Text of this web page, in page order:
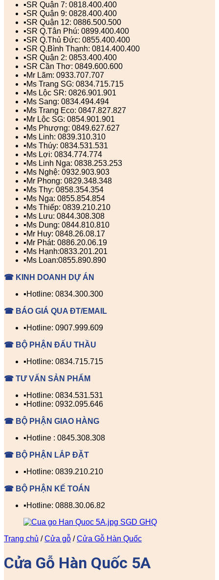
▪️SR Quận 7: 0818.400.400
▪️SR Quận 9: 0828.400.400
▪️SR Quận 12: 0886.500.500
▪️SR Q.Tân Phú: 0899.400.400
▪️SR Q.Thủ Đức: 0855.400.400
▪️SR Q.Bình Thạnh: 0814.400.400
▪️SR Quận 2: 0853.400.400
▪️SR Cần Thơ: 0849.600.600
▪️Mr Lãm: 0933.707.707
▪️Ms Trang SG: 0834.715.715
▪️Ms Lộc SR: 0826.901.901
▪️Ms Sang: 0834.494.494
▪️Ms Trang Eco: 0847.827.827
▪️Mr Lộc SG: 0854.901.901
▪️Ms Phượng: 0849.627.627
▪️Ms Linh: 0839.310.310
▪️Ms Thúy: 0834.531.531
▪️Ms Lợi: 0834.774.774
▪️Ms Linh Nga: 0838.253.253
▪️Ms Nghệ: 0932.903.903
▪️Mr Phong: 0829.348.348
▪️Ms Thy: 0858.354.354
▪️Ms Nga: 0855.854.854
▪️Ms Thiếp: 0839.210.210
▪️Ms Lưu: 0844.308.308
▪️Ms Dung: 0844.810.810
▪️Mr Huy: 0848.26.08.17
▪️Mr Phát: 0886.20.06.19
▪️Ms Hạnh:0833.201.201
▪️Ms Loan:0855.890.890
☎ KINH DOANH DỰ ÁN
▪️Hotline: 0834.300.300
☎ BÁO GIÁ QUA ĐT/EMAIL
▪️Hotline: 0907.999.609
☎ BỘ PHẬN ĐẤU THẦU
▪️Hotline: 0834.715.715
☎ TƯ VẤN SẢN PHẨM
▪️Hotline: 0834.531.531
▪️Hotline: 0932.095.646
☎ BỘ PHẬN GIAO HÀNG
▪️Hotline : 0845.308.308
☎ BỘ PHẬN LẮP ĐẶT
▪️Hotline: 0839.210.210
☎ BỘ PHẬN KẾ TOÁN
▪️Hotline: 0888.30.06.82
Trang chủ / Cửa gỗ / Cửa Gỗ Hàn Quốc
Cửa Gỗ Hàn Quốc 5A